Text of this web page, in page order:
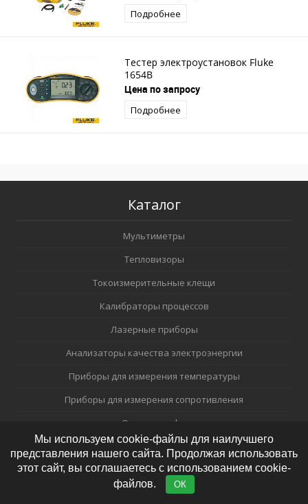
Подробнее
Тестер электроустановок Fluke
1654B
Цена по запросу
Подробнее
Каталог
Мультиметры
Тепловизоры
Токоизмерительные клещи
Калибраторы процессов
Лазерные приборы
Анализаторы качества электроэнергии
Приборы для измерения температуры
Приборы для измерения сопротивления
Осциллографы
Акустическое устройство визуализации
Беспроводное измерение
Виброметры
Мы используем cookie-файлы для наилучшего
представления нашего сайта. Продолжая использовать
этот сайт, вы соглашаетесь с использованием cookie-
файлов.
ОК